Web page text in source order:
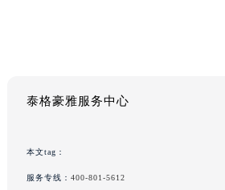
泰格豪雅服务中心
本文tag：
服务专线： 400-801-5612